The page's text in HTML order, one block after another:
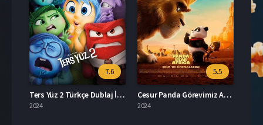
7.6
Ters Yüz 2 Türkçe Dublaj İzle
2024
5.5
Cesur Panda Görevimiz Afrika İzle
2024